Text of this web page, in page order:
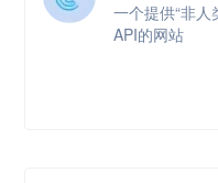
一个提供“非
API的网站